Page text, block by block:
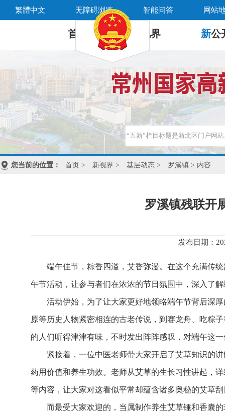
繁體中文 无障碍浏览 智能问答 网站
首 页 新 视界 新公
您当前的位置： 首页 > 新视界 > 基层动态 > 罗溪镇 > 内容
罗溪镇残联开
发布日期：
端午佳节，粽香四溢，艾香弥漫。在这个充满传
午节活动，让参与者们在浓浓的节日氛围中，深入了
活动伊始，为了让大家更好地领略端午节背后深
原等历史人物紧密相连的古老传说，到赛龙舟、吃粽
的人们听得津津有味，不时发出阵阵感叹，对端午这
紧接着，一位中医老师带大家开启了艾草知识的
药用价值和养生功效。老师从艾草的生长习性讲起，
等内容，让大家对这看似平常却蕴含诸多奥秘的艾草
而最受大家欢迎的，当属制作养生艾草锤和香囊